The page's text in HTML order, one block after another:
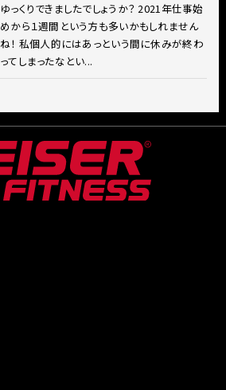
ゆっくりできましたでしょうか？ 2021年仕事始
めから１週間という方も多いかもしれません
ね！ 私個人的にはあっという間に休みが終わ
ってしまったなとい...